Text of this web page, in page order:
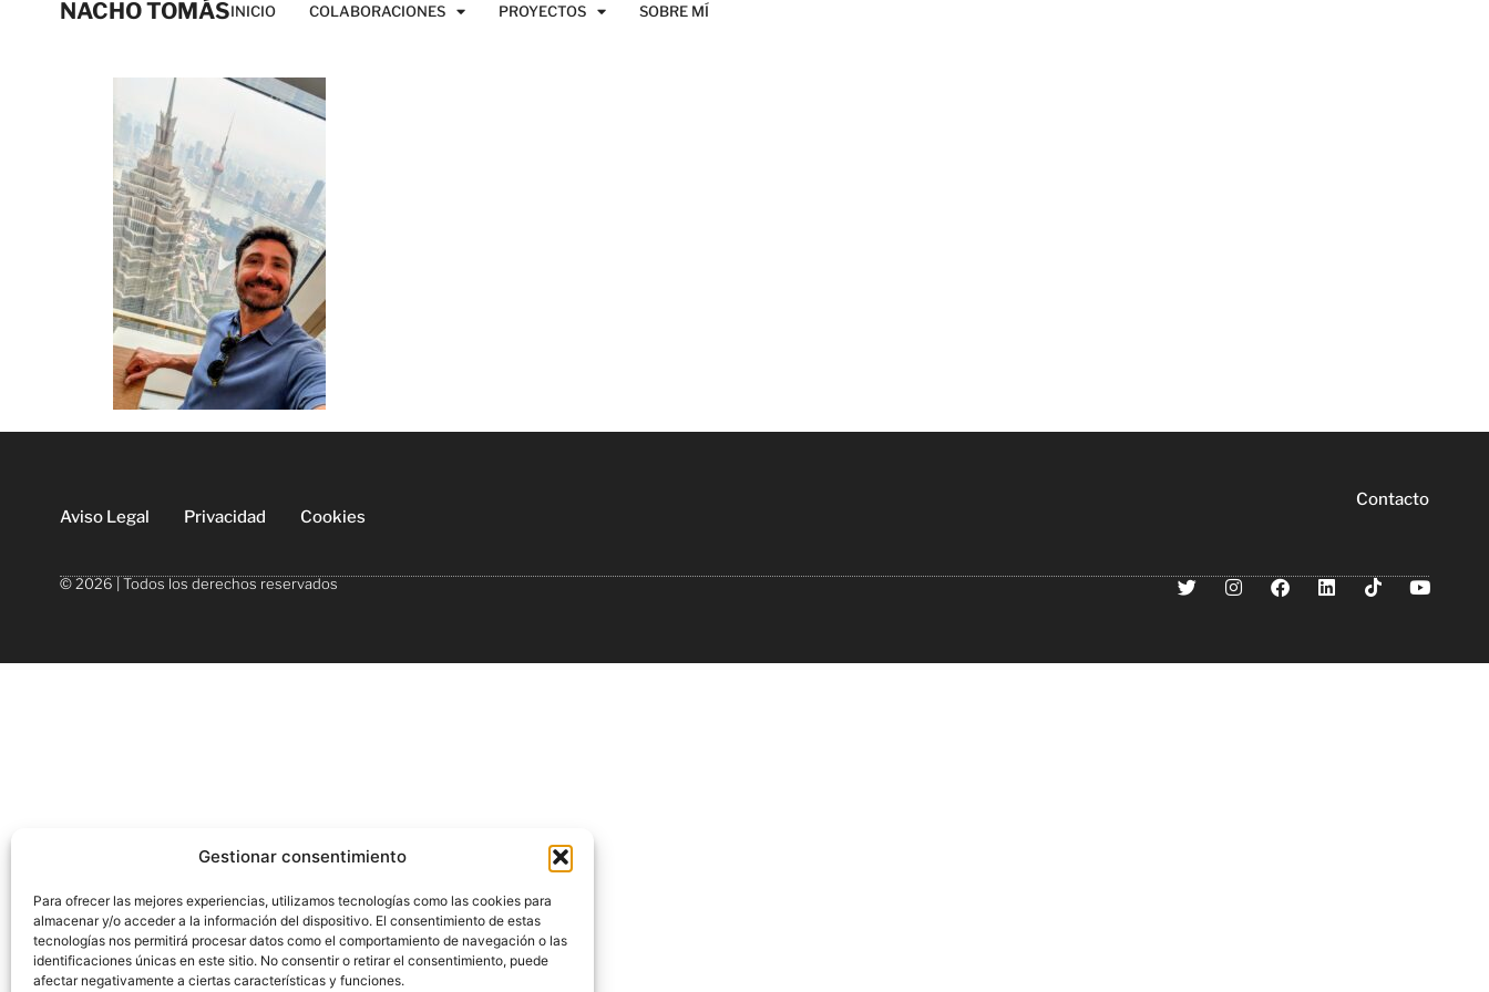
Gestionar consentimiento
Para ofrecer las mejores experiencias, utilizamos tecnologías como las cookies para
almacenar y/o acceder a la información del dispositivo. El consentimiento de estas
tecnologías nos permitirá procesar datos como el comportamiento de navegación o las
identificaciones únicas en este sitio. No consentir o retirar el consentimiento, puede
afectar negativamente a ciertas características y funciones.
NACHO TOMÁSINICIO COLABORACIONES PROYECTOS SOBRE MÍ
Aviso Legal Privacidad Cookies
Contacto
© 2026 | Todos los derechos reservados